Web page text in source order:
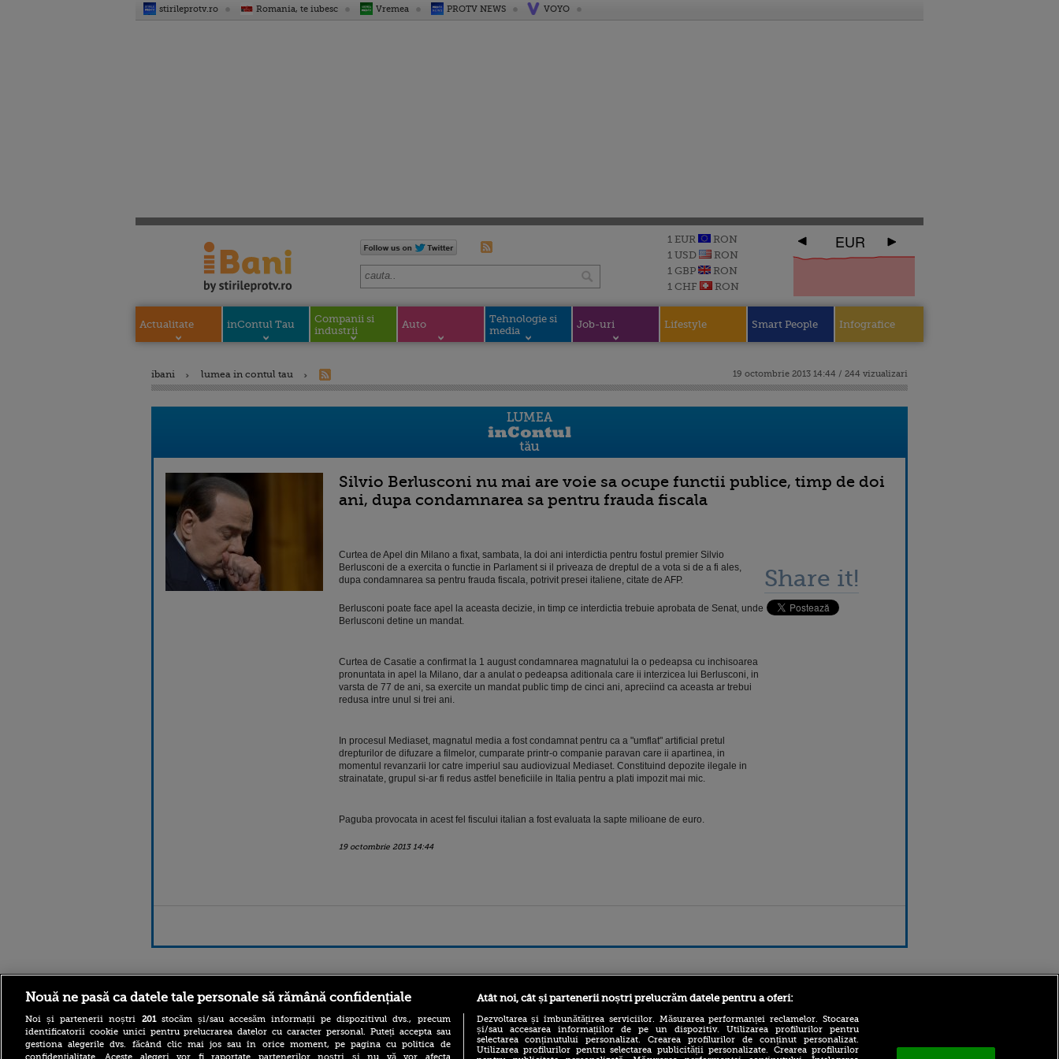
stirileprotv.ro Romania, te iubesc Vremea PROTV NEWS VOYO
1 EUR
RON
1 USD
RON
1 GBP
RON
1 CHF
RON
EUR
Actualitate inContul Tau
Companii si
industrii
Auto
Tehnologie si
media
Job-uri Lifestyle Smart People Infografice
ibani lumea in contul tau 19 octombrie 2013 14:44 / 244 vizualizari
Silvio Berlusconi nu mai are voie sa ocupe functii publice, timp de doi
ani, dupa condamnarea sa pentru frauda fiscala
Curtea de Apel din Milano a fixat, sambata, la doi ani interdictia pentru fostul premier Silvio
Berlusconi de a exercita o functie in Parlament si il priveaza de dreptul de a vota si de a fi ales,
dupa condamnarea sa pentru frauda fiscala, potrivit presei italiene, citate de AFP.
Berlusconi poate face apel la aceasta decizie, in timp ce interdictia trebuie aprobata de Senat, unde
Berlusconi detine un mandat.
Curtea de Casatie a confirmat la 1 august condamnarea magnatului la o pedeapsa cu inchisoarea
pronuntata in apel la Milano, dar a anulat o pedeapsa aditionala care ii interzicea lui Berlusconi, in
varsta de 77 de ani, sa exercite un mandat public timp de cinci ani, apreciind ca aceasta ar trebui
redusa intre unul si trei ani.
In procesul Mediaset, magnatul media a fost condamnat pentru ca a "umflat" artificial pretul
drepturilor de difuzare a filmelor, cumparate printr-o companie paravan care ii apartinea, in
momentul revanzarii lor catre imperiul sau audiovizual Mediaset. Constituind depozite ilegale in
strainatate, grupul si-ar fi redus astfel beneficiile in Italia pentru a plati impozit mai mic.
Paguba provocata in acest fel fiscului italian a fost evaluata la sapte milioane de euro.
19 octombrie 2013 14:44
Share it!
Stirileprotv.ro ilike-it.ro foodstory.ro Procinema.ro Sport.ro
Nouă ne pasă ca datele tale personale să rămână confidențiale
Noi și partenerii noștri 201stocăm și/sau accesăm informații pe dispozitivul dvs., precum
identificatorii cookie unici pentru prelucrarea datelor cu caracter personal. Puteți accepta sau
gestiona alegerile dvs. făcând clic mai jos sau în orice moment, pe pagina cu politica de
Atât noi, cât și partenerii noștri prelucrăm datele pentru a oferi:
Dezvoltarea și îmbunătățirea serviciilor. Măsurarea performanței reclamelor. Stocarea
și/sau accesarea informațiilor de pe un dispozitiv. Utilizarea profilurilor pentru
selectarea conținutului personalizat. Crearea profilurilor de conținut personalizat.
Utilizarea profilurilor pentru selectarea publicității personalizate. Crearea profilurilor